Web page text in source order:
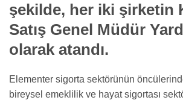
şekilde, her iki şirketin
Satış Genel Müdür
olarak atandı.
Elementer sigorta sektörünün
bireysel emeklilik ve hayat sigortası